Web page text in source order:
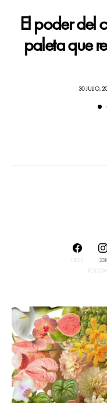
El poder del
paleta que
30 JULIO,
LIKES
33K